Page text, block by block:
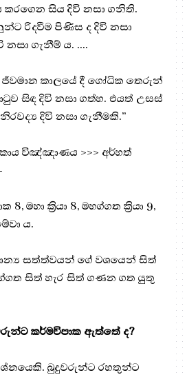
සිය දිවි නසා ගනිති.
රිදවීම පිණිස ද දිවි නසා
නසා ගැනීම් ය. ....
කාලයේ දී ගෝධික තෙරුන්
සිඳ දිවි නසා ගත්හ. එයත් උසස්
දිවි නසා ගැනීමකි.”
විඤ්ඤාණය >>> අර්හත්
8, මහා ක්‍රියා 8, මහග්ගත ක්‍රියා 9,
ය.
සත්ත්වයන් ගේ වශයෙන් සිත්
සිත් හැර සිත් ගණන ගත යුතු
කර්මවිපාක ඇත්තේ ද?
බුදුවරුන්ට රහතුන්ට